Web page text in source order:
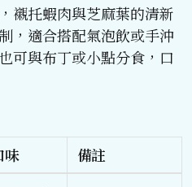
襯托蝦肉與芝麻葉的清新
，適合搭配氣泡飲或手沖
可與布丁或小點分食，口
味 備註